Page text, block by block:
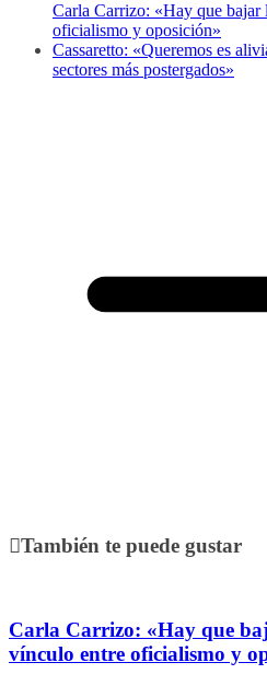
Carla Carrizo: «Hay que bajar
oficialismo y oposición»
Cassaretto: «Queremos es
sectores más postergados»
También te puede gustar
Carla Carrizo: «Hay que
vínculo entre oficialismo y